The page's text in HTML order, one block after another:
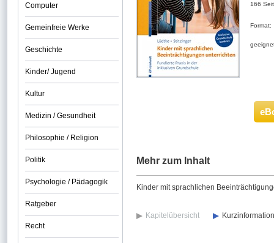
166
Format:
Mehr zum Inhalt
Kinder mit sprachlichen
Kapitelübersicht Kurzinformation
Computer
Gemeinfreie Werke
Geschichte
Kinder/ Jugend
Kultur
Medizin / Gesundheit
Philosophie / Religion
Politik
Psychologie / Pädagogik
Ratgeber
Recht